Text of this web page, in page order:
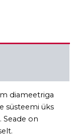
diameetriga
süsteemi üks
Seade on